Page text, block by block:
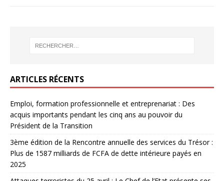
ARTICLES RÉCENTS
Emploi, formation professionnelle et entreprenariat : Des
acquis importants pendant les cinq ans au pouvoir du
Président de la Transition
3ème édition de la Rencontre annuelle des services du Trésor :
Plus de 1587 milliards de FCFA de dette intérieure payés en
2025